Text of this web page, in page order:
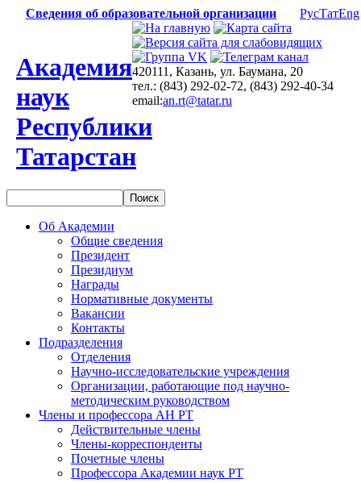
Сведения об образовательной организации РусТатEng
Академия
наук
Республики
Татарстан
420111, Казань, ул. Баумана, 20
тел.: (843) 292-02-72, (843) 292-40-34
email:an.rt@tatar.ru
Об Академии
Общие сведения
Президент
Президиум
Награды
Нормативные документы
Вакансии
Контакты
Подразделения
Отделения
Научно-исследовательские учреждения
Организации, работающие под научно-
методическим руководством
Члены и профессора АН РТ
Действительные члены
Члены-корреспонденты
Почетные члены
Профессора Академии наук РТ